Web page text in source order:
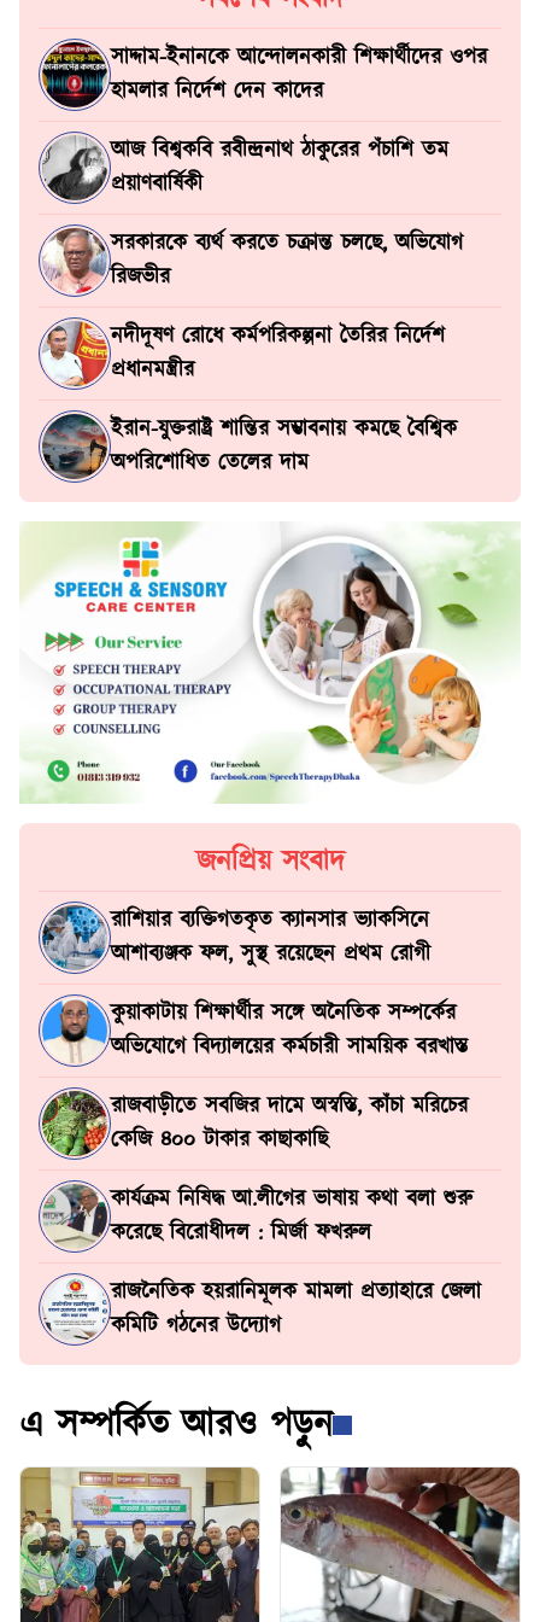
সাদ্দাম-ইনানকে আন্দোলনকারী শিক্ষার্থীদের ওপর
হামলার নির্দেশ দেন কাদের
আজ বিশ্বকবি রবীন্দ্রনাথ ঠাকুরের পঁচাশি তম
প্রয়াণবার্ষিকী
সরকারকে ব্যর্থ করতে চক্রান্ত চলছে, অভিযোগ
রিজভীর
নদীদূষণ রোধে কর্মপরিকল্পনা তৈরির নির্দেশ
প্রধানমন্ত্রীর
ইরান-যুক্তরাষ্ট্র শান্তির সম্ভাবনায় কমছে বৈশ্বিক
অপরিশোধিত তেলের দাম
জনপ্রিয় সংবাদ
রাশিয়ার ব্যক্তিগতকৃত ক্যানসার ভ্যাকসিনে
আশাব্যঞ্জক ফল, সুস্থ রয়েছেন প্রথম রোগী
কুয়াকাটায় শিক্ষার্থীর সঙ্গে অনৈতিক সম্পর্কের
অভিযোগে বিদ্যালয়ের কর্মচারী সাময়িক বরখাস্ত
রাজবাড়ীতে সবজির দামে অস্বস্তি, কাঁচা মরিচের
কেজি ৪০০ টাকার কাছাকাছি
কার্যক্রম নিষিদ্ধ আ.লীগের ভাষায় কথা বলা শুরু
করেছে বিরোধীদল : মির্জা ফখরুল
রাজনৈতিক হয়রানিমূলক মামলা প্রত্যাহারে জেলা
কমিটি গঠনের উদ্যোগ
এ সম্পর্কিত আরও পড়ুন